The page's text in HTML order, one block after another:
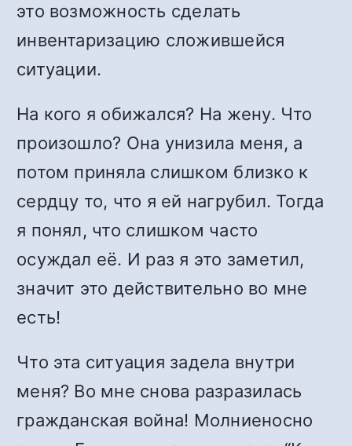
это возможность сделать
инвентаризацию сложившейся
ситуации.
На кого я обижался? На жену. Что
произошло? Она унизила меня, а
потом приняла слишком близко к
сердцу то, что я ей нагрубил. Тогда
я понял, что слишком часто
осуждал её. И раз я это заметил,
значит это действительно во мне
есть!
Что эта ситуация задела внутри
меня? Во мне снова разразилась
гражданская война! Молниеносно